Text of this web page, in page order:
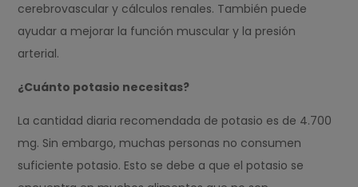
cerebrovascular y cálculos renales. También puede
ayudar a mejorar la función muscular y la presión
arterial.
¿Cuánto potasio necesitas?
La cantidad diaria recomendada de potasio es de 4.700
mg. Sin embargo, muchas personas no consumen
suficiente potasio. Esto se debe a que el potasio se